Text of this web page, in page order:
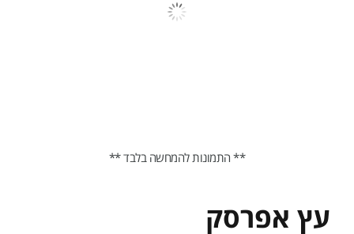
עץ אפרסק
** התמונות להמחשה בלבד **